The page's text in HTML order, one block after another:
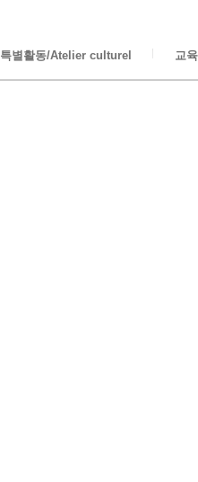
특별활동/Atelier culturel 교